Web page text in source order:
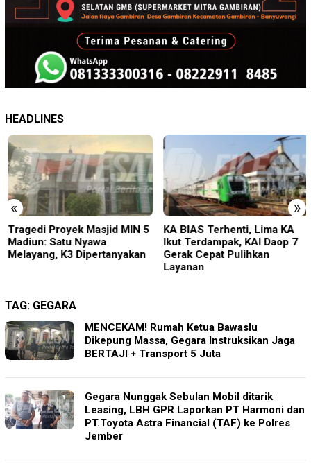
HEADLINES
« »
Tragedi Proyek Masjid MIN 5
Madiun: Satu Nyawa
Melayang, K3 Dipertanyakan
KA BIAS Terhenti, Lima KA
Ikut Terdampak, KAI Daop 7
Gerak Cepat Pulihkan
Layanan
TAG: GEGARA
MENCEKAM! Rumah Ketua Bawaslu
Dikepung Massa, Gegara Instruksikan Jaga
BERTAJI + Transport 5 Juta
Gegara Nunggak Sebulan Mobil ditarik
Leasing, LBH GPR Laporkan PT Harmoni dan
PT.Toyota Astra Financial (TAF) ke Polres
Jember